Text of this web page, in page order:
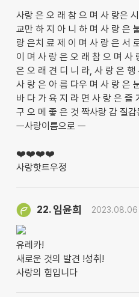
사랑 은 오 래 참 으 며 사 랑은
교만 하 지 아 니 하 며 사 랑 은
랑 은치 료 제 이 며 사 랑 은 서
이 며 사 랑 은 오 래 참 으 며 사
은 오 래 견 디 니 라, 사 랑 은 행
사 랑 은 아 름 다우 며 사 랑 은
바 다 가 육 지 라 면 사 랑 은 즐
구 오 메 좋 은 것 짝사랑 감 질감
ㅡ사랑이름으로 ㅡ
❤️❤️❤️❤️
사랑핫트우정
22. 임윤희
유레카!
새로운 것의 발견 !성취!
사랑의 힘입니다